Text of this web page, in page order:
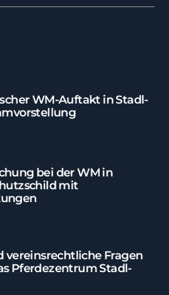
WM-Auftakt in Stadl-
bei der WM in
mit
vereinsrechtliche Fragen
Pferdezentrum Stadl-